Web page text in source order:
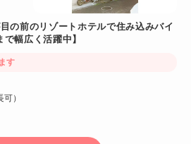
の前のリゾートホテルで住み込みバイ
幅広く活躍中】
す
）